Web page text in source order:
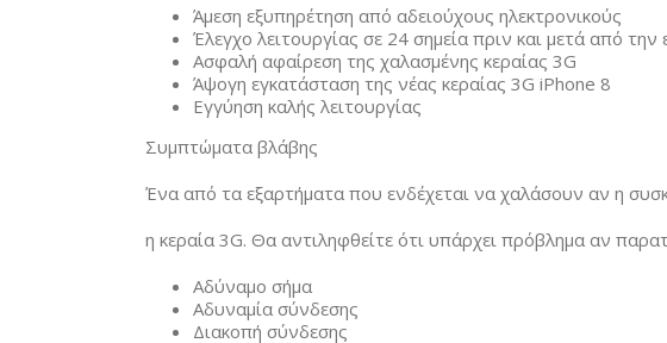
Άμεση εξυπηρέτηση από αδειούχους ηλεκτρονικούς
Έλεγχο λειτουργίας σε 24 σημεία πριν και μετά από την
Ασφαλή αφαίρεση της χαλασμένης κεραίας 3G
Άψογη εγκατάσταση της νέας κεραίας 3G iPhone 8
Εγγύηση καλής λειτουργίας
Συμπτώματα βλάβης
Ένα από τα εξαρτήματα που ενδέχεται να χαλάσουν αν η
η κεραία 3G. Θα αντιληφθείτε ότι υπάρχει πρόβλημα αν
Αδύναμο σήμα
Αδυναμία σύνδεσης
Διακοπή σύνδεσης